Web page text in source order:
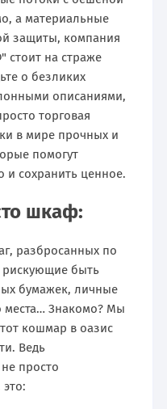
а материальные
защиты, компания
на страже
о безликих
описаниями,
торговая
в мире прочных и
помогут
и сохранить ценное.
шкаф:
разбросанных по
быть
бумажек, личные
места… Знакомо? Мы
кошмар в оазис
Ведь
просто